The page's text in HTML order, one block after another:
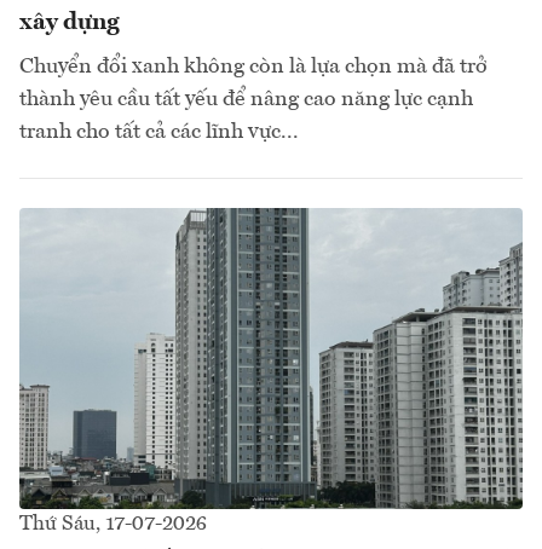
xây dựng
Chuyển đổi xanh không còn là lựa chọn mà đã trở
thành yêu cầu tất yếu để nâng cao năng lực cạnh
tranh cho tất cả các lĩnh vực...
Thứ Sáu, 17-07-2026